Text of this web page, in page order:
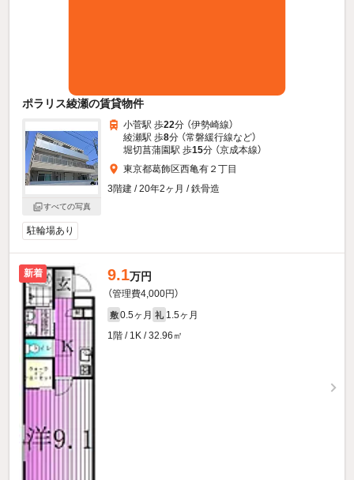
ポラリス綾瀬の賃貸物件
すべての写真
小菅駅 歩22分 （伊勢崎線）
綾瀬駅 歩8分 （常磐緩行線など）
堀切菖蒲園駅 歩15分 （京成本線）
東京都葛飾区西亀有２丁目
3階建 / 20年2ヶ月 / 鉄骨造
駐輪場あり
新着 9.1万円
（管理費4,000円）
敷 0.5ヶ月 礼 1.5ヶ月
1階 / 1K / 32.96㎡